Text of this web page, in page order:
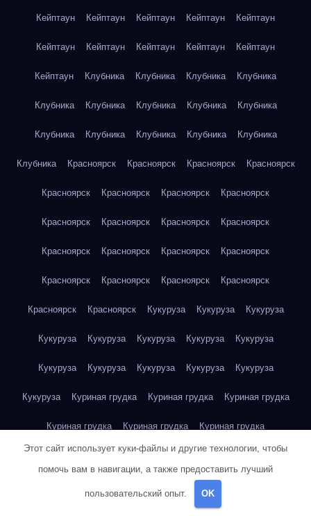
Кейптаун Кейптаун Кейптаун Кейптаун Кейптаун
Кейптаун Кейптаун Кейптаун Кейптаун Кейптаун
Кейптаун Клубника Клубника Клубника Клубника
Клубника Клубника Клубника Клубника Клубника
Клубника Клубника Клубника Клубника Клубника
Клубника Красноярск Красноярск Красноярск Красноярск
Красноярск Красноярск Красноярск Красноярск
Красноярск Красноярск Красноярск Красноярск
Красноярск Красноярск Красноярск Красноярск
Красноярск Красноярск Красноярск Красноярск
Красноярск Красноярск Кукуруза Кукуруза Кукуруза
Кукуруза Кукуруза Кукуруза Кукуруза Кукуруза
Кукуруза Кукуруза Кукуруза Кукуруза Кукуруза
Кукуруза Куриная грудка Куриная грудка Куриная грудка
Куриная грудка Куриная грудка Куриная грудка
Куриная грудка Куриная грудка Куриная грудка
Куриная грудка
Этот сайт использует куки-файлы и другие технологии, чтобы
помочь вам в навигации, а также предоставить лучший
пользовательский опыт. OK